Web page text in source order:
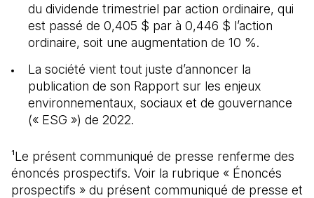
du dividende trimestriel par action ordinaire, qui
est passé de 0,405 $ par à 0,446 $ l’action
ordinaire, soit une augmentation de 10 %.
La société vient tout juste d’annoncer la
publication de son Rapport sur les enjeux
environnementaux, sociaux et de gouvernance
(« ESG ») de 2022.
¹Le présent communiqué de presse renferme des
énoncés prospectifs. Voir la rubrique « Énoncés
prospectifs » du présent communiqué de presse et